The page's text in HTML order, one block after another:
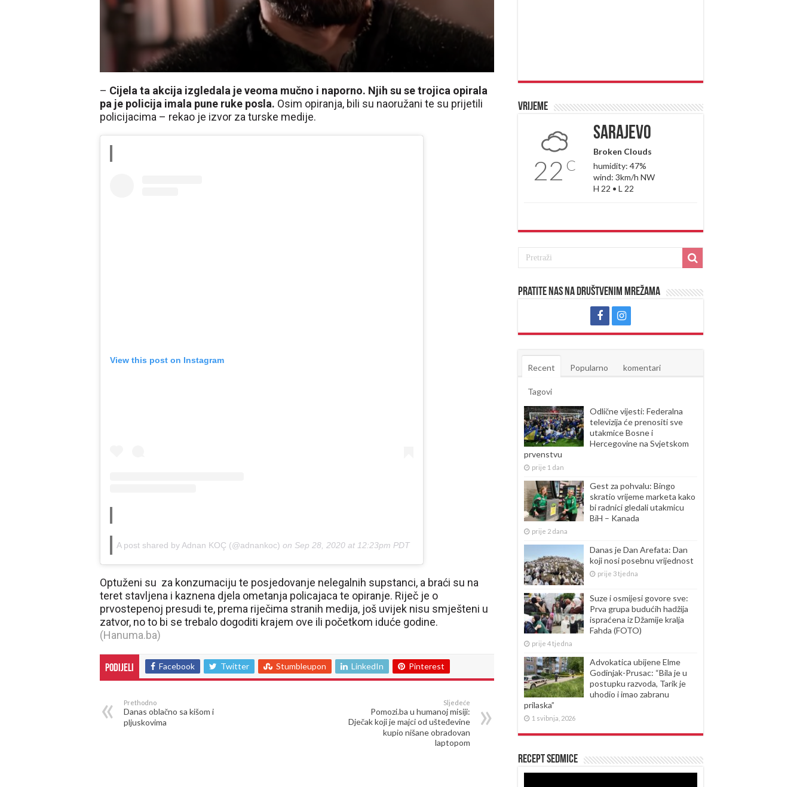
– Cijela ta akcija izgledala je veoma mučno i naporno. Njih su se trojica opirala
pa je policija imala pune ruke posla. Osim opiranja, bili su naoružani te su prijetili
policijacima – rekao je izvor za turske medije.
View this post on Instagram
A post shared by Adnan KOÇ (@adnankoc) on Sep 28, 2020 at 12:23pm PDT
Optuženi su za konzumaciju te posjedovanje nelegalnih supstanci, a braći su na
teret stavljena i kaznena djela ometanja policajaca te opiranje. Riječ je o
prvostepenoj presudi te, prema riječima stranih medija, još uvijek nisu smješteni u
zatvor, no to bi se trebalo dogoditi krajem ove ili početkom iduće godine.
(Hanuma.ba)
Podijeli Facebook Twitter Stumbleupon LinkedIn Pinterest
Prethodno
Danas oblačno sa kišom i
pljuskovima
Sljedeće
Pomozi.ba u humanoj misiji:
Dječak koji je majci od ušteđevine
kupio nišane obradovan
laptopom
Vrijeme
22 C
Sarajevo
Broken Clouds
humidity: 47%
wind: 3km/h NW
H 22 • L 22
Pratite nas na društvenim mrežama
Recent Popularno komentari
Tagovi
Odlične vijesti: Federalna
televizija će prenositi sve
utakmice Bosne i
Hercegovine na Svjetskom
prvenstvu
prije 1 dan
Gest za pohvalu: Bingo
skratio vrijeme marketa kako
bi radnici gledali utakmicu
BiH – Kanada
prije 2 dana
Danas je Dan Arefata: Dan
koji nosi posebnu vrijednost
prije 3 tjedna
Suze i osmijesi govore sve:
Prva grupa budućih hadžija
ispraćena iz Džamije kralja
Fahda (FOTO)
prije 4 tjedna
Advokatica ubijene Elme
Godinjak-Prusac: “Bila je u
postupku razvoda, Tarik je
uhodio i imao zabranu
prilaska”
1 svibnja, 2026
Recept sedmice